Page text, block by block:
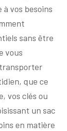
vos besoins
sans être
vous
que ce
vos clés ou
un sac
en matière